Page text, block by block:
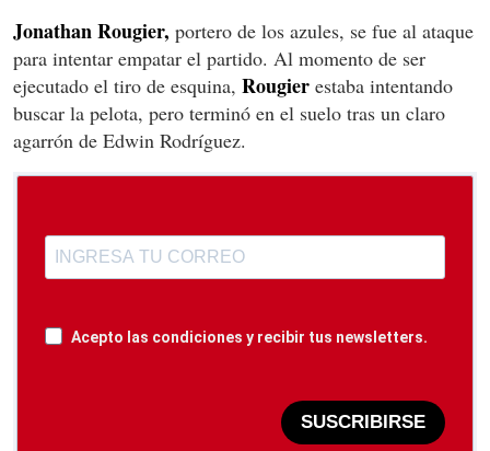
Jonathan Rougier, portero de los azules, se fue al ataque
para intentar empatar el partido. Al momento de ser
ejecutado el tiro de esquina, Rougier estaba intentando
buscar la pelota, pero terminó en el suelo tras un claro
agarrón de Edwin Rodríguez.
Acepto las condiciones y recibir tus newsletters.
SUSCRIBIRSE